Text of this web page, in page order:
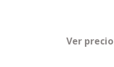
Ver precio